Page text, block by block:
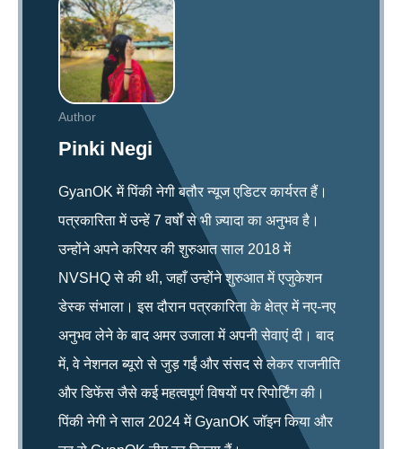
Author
Pinki Negi
GyanOK में पिंकी नेगी बतौर न्यूज एडिटर कार्यरत हैं।
पत्रकारिता में उन्हें 7 वर्षों से भी ज़्यादा का अनुभव है।
उन्होंने अपने करियर की शुरुआत साल 2018 में
NVSHQ से की थी, जहाँ उन्होंने शुरुआत में एजुकेशन
डेस्क संभाला। इस दौरान पत्रकारिता के क्षेत्र में नए-नए
अनुभव लेने के बाद अमर उजाला में अपनी सेवाएं दी। बाद
में, वे नेशनल ब्यूरो से जुड़ गईं और संसद से लेकर राजनीति
और डिफेंस जैसे कई महत्वपूर्ण विषयों पर रिपोर्टिंग की।
पिंकी नेगी ने साल 2024 में GyanOK जॉइन किया और